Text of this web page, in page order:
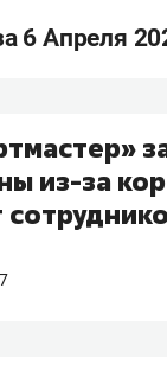
6 Апреля
из-за